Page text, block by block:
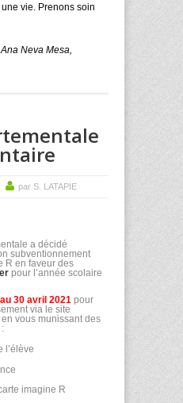
vie. Prenons soin
Neva Mesa,
par S. LATAPIE
a décidé
subventionnement
R en faveur des
pour l’année scolaire
30 avril 2021 pour
via le site
en vous munissant des
l’élève
imagine R